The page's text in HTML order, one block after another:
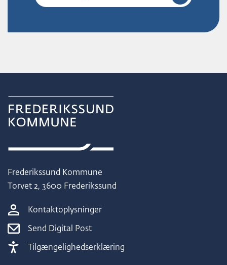
Frederikssund Kommune
Torvet 2, 3600 Frederikssund
Kontaktoplysninger
Send Digital Post
Tilgængelighedserklæring